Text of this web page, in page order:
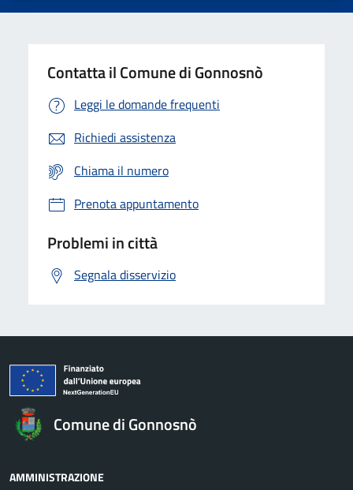
Contatta il Comune di Gonnosnò
Leggi le domande frequenti
Richiedi assistenza
Chiama il numero
Prenota appuntamento
Problemi in città
Segnala disservizio
Comune di Gonnosnò
AMMINISTRAZIONE